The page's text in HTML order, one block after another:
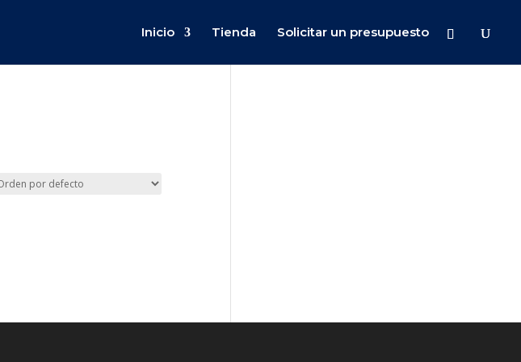
Inicio Tienda Solicitar un presupuesto